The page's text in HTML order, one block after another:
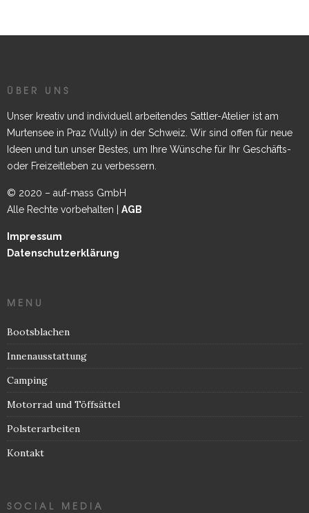
ÜBER UNS
Unser kreativ und individuell arbeitendes Sattler-Atelier ist am
Murtensee in Praz (Vully) in der Schweiz. Wir sind offen für neue
Ideen und tun unser Bestes, um Ihre Wünsche für Ihr Geschäfts-
oder Freizeitleben zu verbessern.
© 2020 – auf-mass GmbH
Alle Rechte vorbehalten | AGB
Impressum
Datenschutzerklärung
MENU
Bootsblachen
Innenausstattung
Camping
Motorrad und Töffsättel
Polsterarbeiten
Kontakt
SOCIAL MEDIA